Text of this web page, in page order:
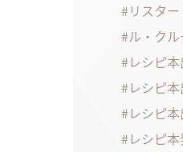
リスター
ル・ク
レシピ
レシピ
レシピ
レシピ